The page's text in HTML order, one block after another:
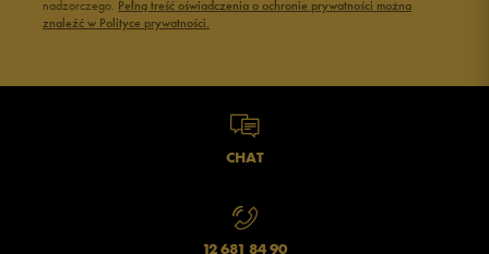
nadzorczego. Pełną treść oświadczenia o ochronie prywatności można
znaleźć w Polityce prywatności.
CHAT
12 681 84 90